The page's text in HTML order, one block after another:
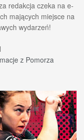
redakcja czeka na e-
mających miejsce na
wydarzeń!
z Pomorza